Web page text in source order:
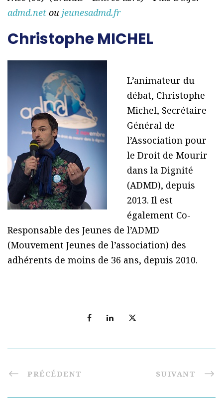
admd.net ou jeunesadmd.fr
Christophe MICHEL
L’animateur du
débat, Christophe
Michel, Secrétaire
Général de
l’Association pour
le Droit de Mourir
dans la Dignité
(ADMD), depuis
2013. Il est
également Co-
Responsable des Jeunes de l’ADMD
(Mouvement Jeunes de l’association) des
adhérents de moins de 36 ans, depuis 2010.
PRÉCÉDENT SUIVANT